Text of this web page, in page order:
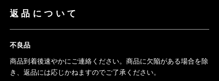
返品について
不良品
商品到着後速やかにご連絡ください。商品に欠陥がある場合を除
き、返品には応じかねますのでご了承ください。